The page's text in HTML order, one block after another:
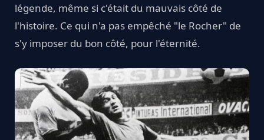
légende, même si c'était du mauvais côté de
l'histoire. Ce qui n'a pas empêché "le Rocher" de
s'y imposer du bon côté, pour l'éternité.